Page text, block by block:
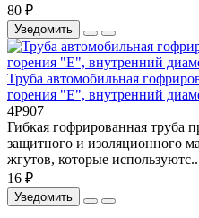
80 ₽
Уведомить
Труба автомобильная
горения "Е", внутренний
4P907
Гибкая гофрированная труба
защитного и изоляционного
жгутов, которые используютс..
16 ₽
Уведомить